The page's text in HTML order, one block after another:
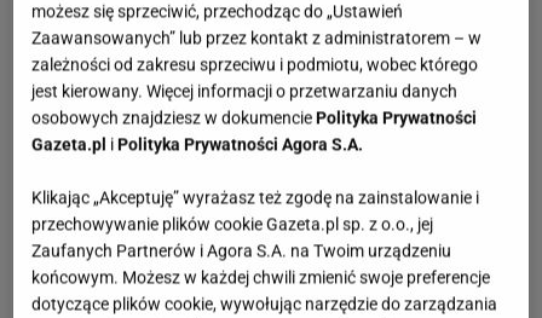
możesz się sprzeciwić, przechodząc do „Ustawień
Zaawansowanych” lub przez kontakt z administratorem – w
zależności od zakresu sprzeciwu i podmiotu, wobec którego
jest kierowany. Więcej informacji o przetwarzaniu danych
osobowych znajdziesz w dokumenciePolityka Prywatności
Gazeta.pl iPolityka Prywatności Agora S.A.
Klikając „Akceptuję” wyrażasz też zgodę na zainstalowanie i
przechowywanie plików cookie Gazeta.pl sp. z o.o., jej
Zaufanych Partnerów i Agora S.A. na Twoim urządzeniu
końcowym. Możesz w każdej chwili zmienić swoje preferencje
dotyczące plików cookie, wywołując narzędzie do zarządzania